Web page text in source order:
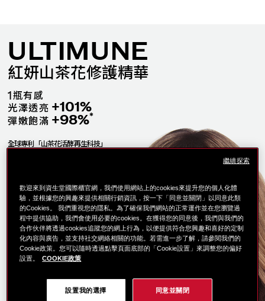
ULTIMUNE
紅妍山茶花修護精華
1瓶有感
光澤透亮+101%
彈嫩飽滿+98%*
全球專利「山茶花活酵再生科技」
針對肌膚老化根源 深層修護**
SLOW延緩老化
FREE年齡自由
立即體驗
歡迎來到資生堂國際櫃官網，我們使用網站上的cookies來提升您的個人化體
驗，並根據您的興趣來提供相關行銷資訊，按一下「同意並關閉」以同意此類
的Cookies。 我們重視您的隱私。為了確保我們網站的正常運作並在您瀏覽過
程中提供協助，我們會使用必要的cookies。在獲得您的同意後，我們與我們的
合作伙伴將透過cookies追蹤您的網上行為，以便提供符合您興趣和喜好的定制
化內容與廣告，並支持社交網絡相關的功能。若需進一步了解，請參閱我們的
Cookie政策。您可以隨時透過點擊頁面底部的「Cookie設置」來調整您的偏好
設置。
COOKIE政策
設置我的選擇 同意並關閉
繼續探索